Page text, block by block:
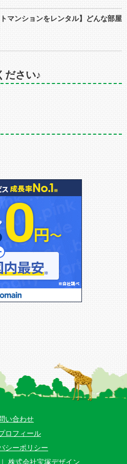
マンションをレンタル】どんな部屋
ださい♪
い合わせ
ロフィール
シーポリシー
株式会社宝塚デザイン